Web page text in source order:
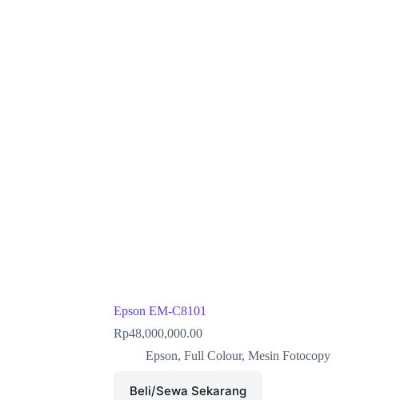
Epson EM-C8101
Rp48,000,000.00
Epson, Full Colour, Mesin Fotocopy
Beli/Sewa Sekarang